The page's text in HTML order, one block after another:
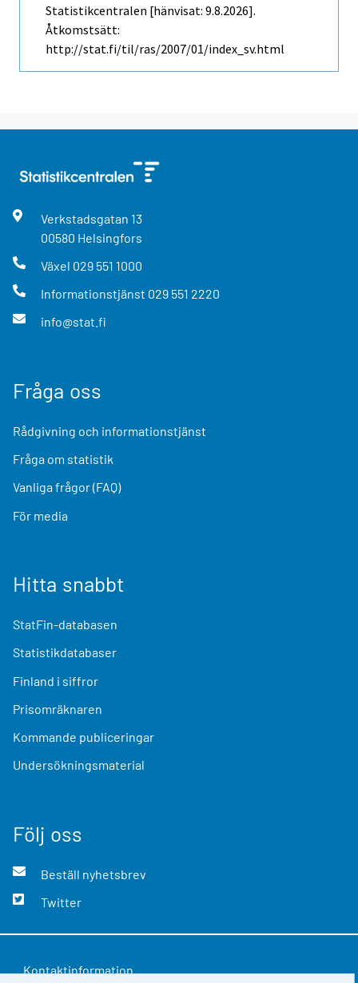
Statistikcentralen [hänvisat: 9.8.2026].
Åtkomstsätt:
http://stat.fi/til/ras/2007/01/index_sv.html
Verkstadsgatan 13
00580 Helsingfors
Växel 029 551 1000
Informationstjänst 029 551 2220
info@stat.fi
Fråga oss
Rådgivning och informationstjänst
Fråga om statistik
Vanliga frågor (FAQ)
För media
Hitta snabbt
StatFin-databasen
Statistikdatabaser
Finland i siffror
Prisomräknaren
Kommande publiceringar
Undersökningsmaterial
Följ oss
Beställ nyhetsbrev
Twitter
Kontaktinformation